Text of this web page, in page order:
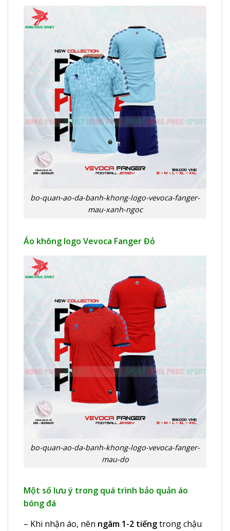
bo-quan-ao-da-banh-khong-logo-vevoca-fanger-
mau-xanh-ngoc
Áo không logo Vevoca Fanger Đỏ
bo-quan-ao-da-banh-khong-logo-vevoca-fanger-
mau-do
Một số lưu ý trong quá trình bảo quản áo
bóng đá
– Khi nhận áo, nên ngâm 1-2 tiếngtrong chậu